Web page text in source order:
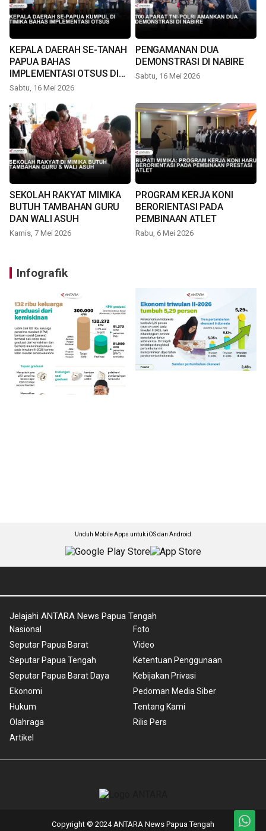
KEPALA DAERAH SE-TANAH
PAPUA BAHAS
IMPLEMENTASI OTSUS DI
TIMIKA
Sabtu, 16 Mei 2026
PENGAMANAN DUA
DEMONSTRASI DI NABIRE
Sabtu, 16 Mei 2026
SEKOLAH RAKYAT MIMIKA
BUTUH TAMBAHAN GURU
DAN WALI ASUH
Kamis, 7 Mei 2026
PROGRAM KERJA KONI
BERORIENTASI PADA
PEMBINAAN ATLET
Rabu, 6 Mei 2026
Infografik
Unduh Mobile Apps untuk iOS dan Android
Jelajahi ANTARA News Papua Tengah
Nasional
Seputar Papua Barat
Seputar Papua Tengah
Seputar Papua Barat Daya
Ekonomi
Hukum
Olahraga
Artikel
Foto
Video
Ketentuan Penggunaan
Kebijakan Privasi
Pedoman Media Siber
Tentang Kami
Rilis Pers
Copyright © 2024 ANTARA News Papua Tengah